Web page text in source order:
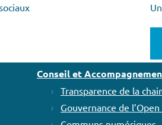
Conseil et
Transparence de la
Gouvernance de l’Open